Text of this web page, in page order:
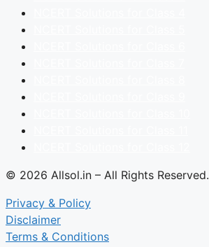
© 2026 Allsol.in – All Rights Reserved.
Privacy & Policy
Disclaimer
Terms & Conditions